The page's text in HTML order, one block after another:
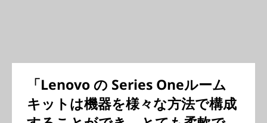
「Lenovo の Series Oneルーム
キットは機器を様々な方法で構成